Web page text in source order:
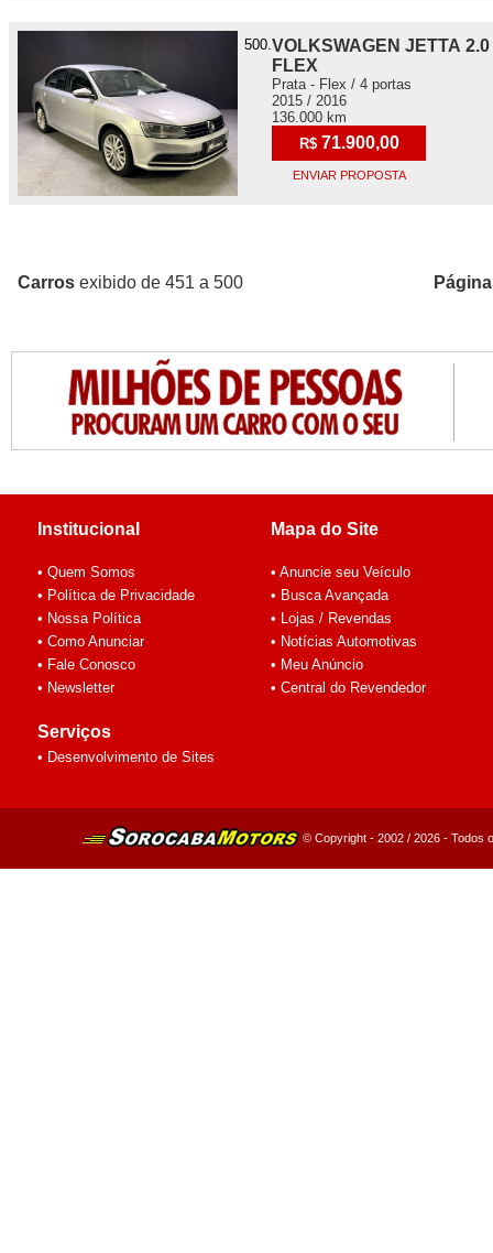
500.VOLKSWAGEN JETTA
FLEX
Prata - Flex / 4 portas
2015 / 2016
136.000 km
R$ 71.900,00
ENVIAR PROPOSTA
Carros exibido de 451 a 500